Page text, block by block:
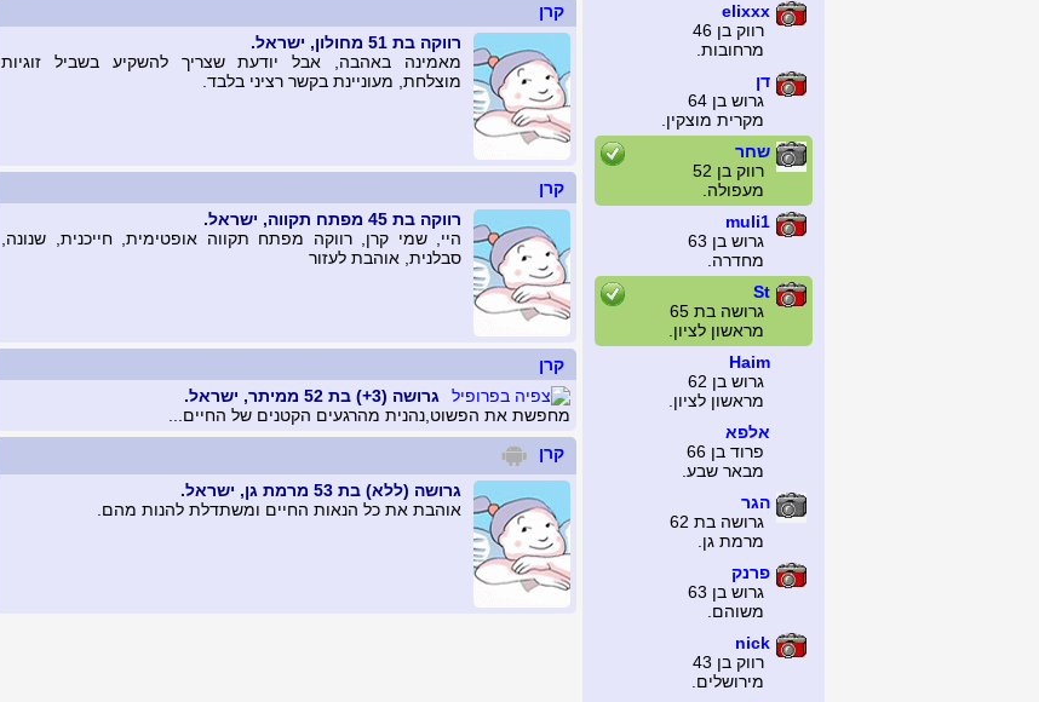
elixxx
רווק בן 46
מרחובות.
דן
גרוש בן 64
מקרית מוצקין.
שחר
רווק בן 52
מעפולה.
muli1
גרוש בן 63
מחדרה.
St
גרושה בת 65
מראשון לציון.
Haim
גרוש בן 62
מראשון לציון.
אלפא
פרוד בן 66
מבאר שבע.
הגר
גרושה בת 62
מרמת גן.
פרנק
גרוש בן 63
משוהם.
nick
רווק בן 43
מירושלים.
קרן
רווקה בת 51 מחולון, ישראל.
מאמינה באהבה, אבל יודעת שצריך להשקיע בשביל זוגיות
מוצלחת, מעוניינת בקשר רציני בלבד.
קרן
רווקה בת 45 מפתח תקווה, ישראל.
היי, שמי קרן, רווקה מפתח תקווה אופטימית, חייכנית, שנונה,
סבלנית, אוהבת לעזור
קרן
גרושה (3+) בת 52 ממיתר, ישראל.
מחפשת את הפשוט,נהנית מהרגעים הקטנים של החיים...
קרן
גרושה (ללא) בת 53 מרמת גן, ישראל.
אוהבת את כל הנאות החיים ומשתדלת להנות מהם.